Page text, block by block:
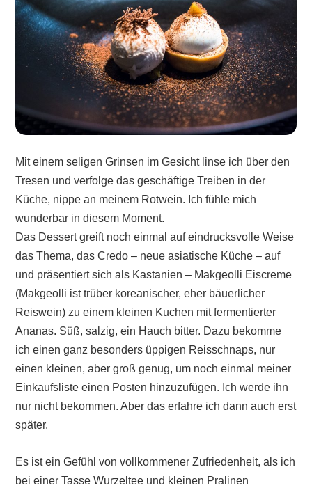
Mit einem seligen Grinsen im Gesicht linse ich über den
Tresen und verfolge das geschäftige Treiben in der
Küche, nippe an meinem Rotwein. Ich fühle mich
wunderbar in diesem Moment.
Das Dessert greift noch einmal auf eindrucksvolle Weise
das Thema, das Credo – neue asiatische Küche – auf
und präsentiert sich als Kastanien – Makgeolli Eiscreme
(Makgeolli ist trüber koreanischer, eher bäuerlicher
Reiswein) zu einem kleinen Kuchen mit fermentierter
Ananas. Süß, salzig, ein Hauch bitter. Dazu bekomme
ich einen ganz besonders üppigen Reisschnaps, nur
einen kleinen, aber groß genug, um noch einmal meiner
Einkaufsliste einen Posten hinzuzufügen. Ich werde ihn
nur nicht bekommen. Aber das erfahre ich dann auch erst
später.
Es ist ein Gefühl von vollkommener Zufriedenheit, als ich
bei einer Tasse Wurzeltee und kleinen Pralinen